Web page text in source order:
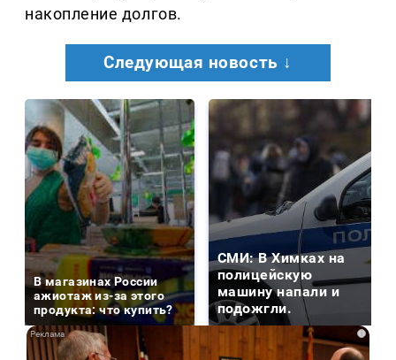
накопление долгов.
Следующая новость ↓
В магазинах России
ажиотаж из-за этого
продукта: что купить?
СМИ: В Химках на
полицейскую
машину напали и
подожгли.
i